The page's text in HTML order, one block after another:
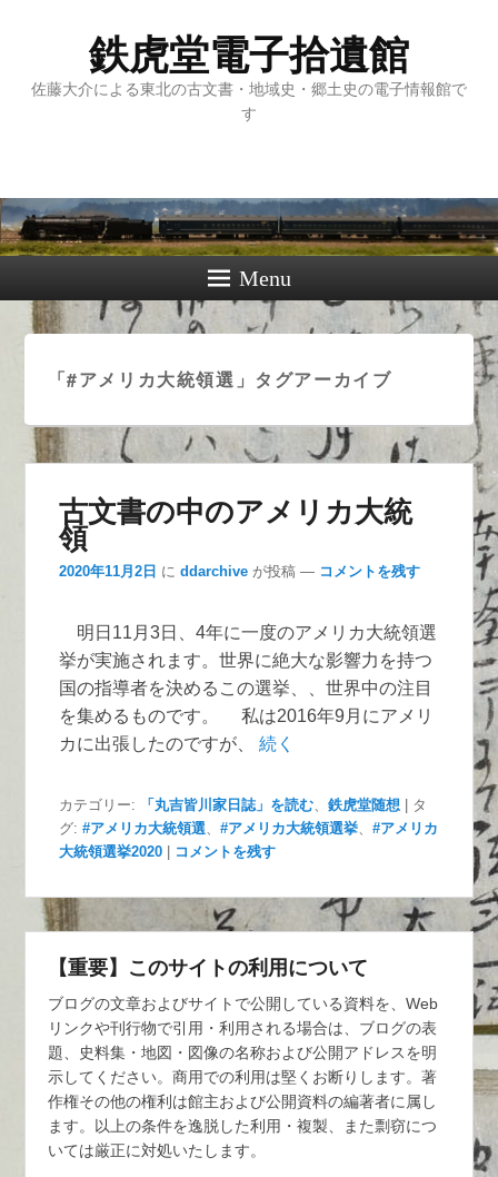
鉄虎堂電子拾遺館
佐藤大介による東北の古文書・地域史・郷土史の電子情報館で
す
Menu
「#アメリカ大統領選 」タグアーカイブ
古文書の中のアメリカ大統
領
2020年11月2日 に ddarchive が投稿 — コメントを残す
明日11月3日、4年に一度のアメリカ大統領選
挙が実施されます。世界に絶大な影響力を持つ
国の指導者を決めるこの選挙、、世界中の注目
を集めるものです。 私は2016年9月にアメリ
カに出張したのですが、続く
カテゴリー: 「丸吉皆川家日誌」を読む、鉄虎堂随想
タ
グ: #アメリカ大統領選、#アメリカ大統領選挙、#アメリカ
大統領選挙2020
コメントを残す
【重要】このサイトの利用について
ブログの文章およびサイトで公開している資料を、Web
リンクや刊行物で引用・利用される場合は、ブログの表
題、史料集・地図・図像の名称および公開アドレスを明
示してください。商用での利用は堅くお断りします。著
作権その他の権利は館主および公開資料の編著者に属し
ます。以上の条件を逸脱した利用・複製、また剽窃につ
いては厳正に対処いたします。